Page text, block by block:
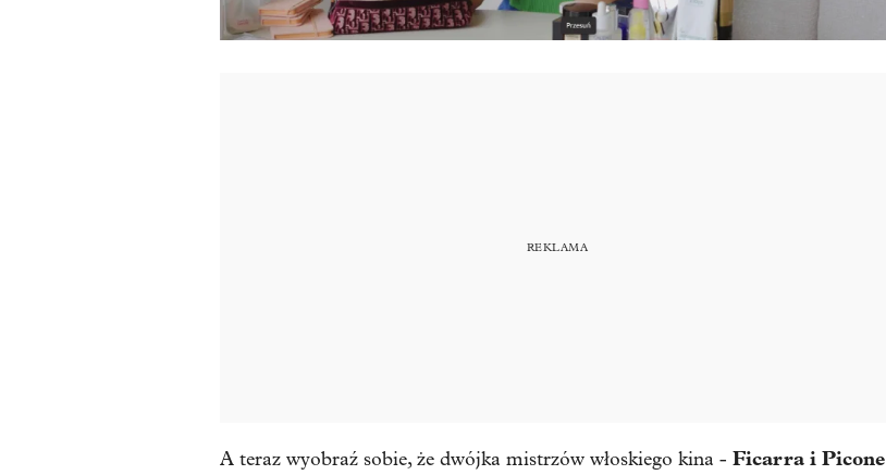
A teraz wyobraź sobie, że dwójka mistrzów włoskiego kina - Ficarra i Picone